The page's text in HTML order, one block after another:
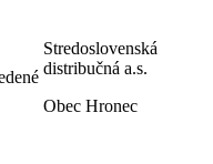
Stredoslovenská
distribučná a.s.
Obec Hronec